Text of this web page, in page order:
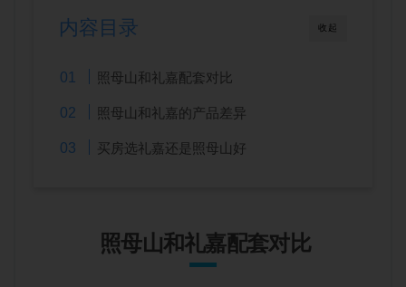
收起
内容目录
照母山和礼嘉配套对比
照母山和礼嘉的产品差异
买房选礼嘉还是照母山好
照母山和礼嘉配套对比